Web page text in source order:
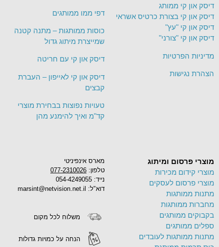
מארס אינפיניטי
טלפון: 077-2310026
נייד: 054-4249055
דוא"ל: marsint@netvision.net.il
משלוח לכל מקום
הנחה על כמויות גדולות
מוצרי פרסום ומיתוג
מוצרי קידום מכירות
מוצרי פרסום לעסקים
מתנות ממותגות
מחברות ממותגות
בקבוקים ממותגים
ספלים ממותגים
מתנות ממותגות לעובדים
דפי ממו ממותגים
כוסות ממותגות – מתנה קטנה
שמייצרת מיתוג גדול
דיסק און קי עם חריטה
דיסק און קי לאייפון – העברת
קבצים
טעויות נפוצות בבחירת מוצרי
קד"מ ואיך להימנע מהן
דיסק און קי ממותג
דיסק און קי בצורת כרטיס אשראי
דיסק און קי "עץ"
דיסק און קי "צורני"
מדיניות הפרטיות
הצהרת נגישות